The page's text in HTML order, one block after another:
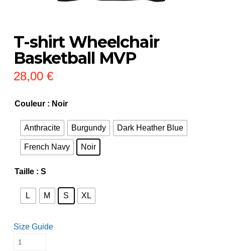
T-shirt Wheelchair
Basketball MVP
28,00 €
Couleur : Noir
Anthracite Burgundy Dark Heather Blue
French Navy Noir
Taille : S
L M S XL
Size Guide
T-